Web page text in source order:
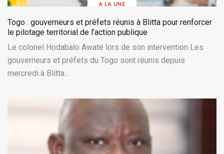
A LA UNE
Togo : gouverneurs et préfets réunis à Blitta pour renforcer
le pilotage territorial de l’action publique
Le colonel Hodabalo Awaté lors de son intervention Les
gouverneurs et préfets du Togo sont réunis depuis
mercredi à Blitta...